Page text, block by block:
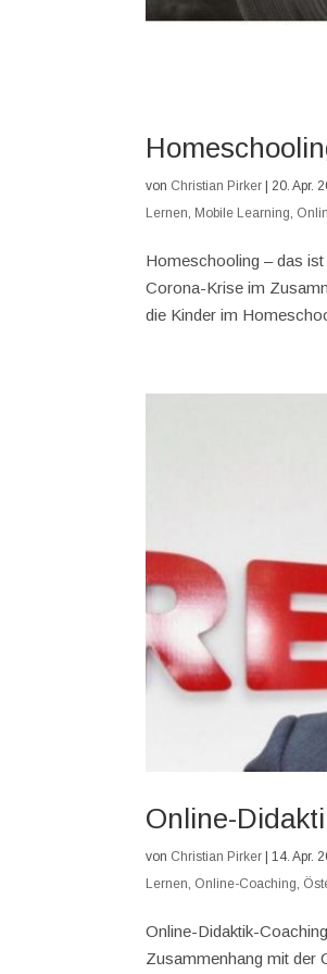
von Christian Pirker | 20. Apr.
Lernen Mobile Learning
Homeschooling – das
Corona-Krise im
die Kinder im
Online-
von Christian Pirker |14. Apr.
Lernen, Online-Coaching,
Online-Didaktik-
Zusammenhang mit der